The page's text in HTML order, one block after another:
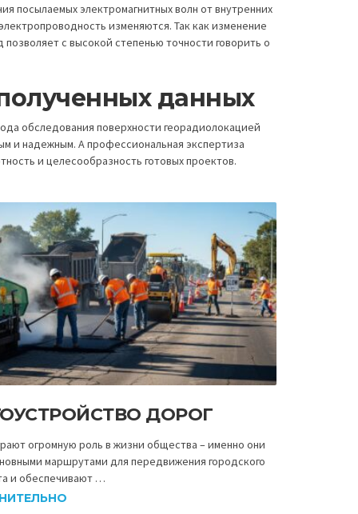
посылаемых электромагнитных волн от внутренних
изменяются. Так как изменение
с высокой степенью точности говорить о
данных
обследования поверхности георадиолокацией
и надежным. А профессиональная экспертиза
и целесообразность готовых проектов.
ДОРОГ
огромную роль в жизни общества – именно они
маршрутами для передвижения городского
и обеспечивают …